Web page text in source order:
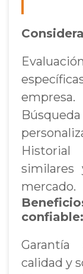
empresa.
similares
mercado.
confiable:
calidad y